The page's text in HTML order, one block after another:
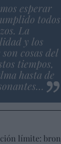
esperar
todos
La
y los
cosas del
tiempos,
hasta de
límite: